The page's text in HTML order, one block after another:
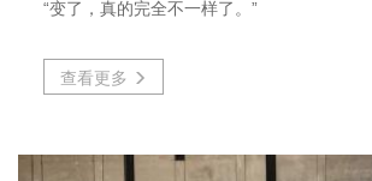
“变了，真的完全不一样了。”
查看更多